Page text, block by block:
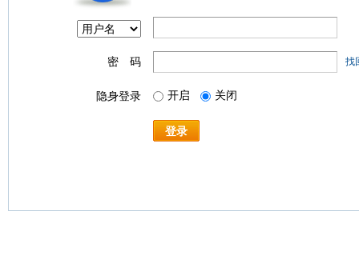
密 码 找
隐身登录 开启 关闭
登录